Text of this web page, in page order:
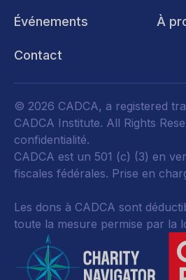
Événements À
Contact
© 2026 CADCA, a registered
CADCA Institute. All Rights
confidentialité.
CADCA est un 501 (c) (3) en
fiscales fédérales. Prise en
Les dons à CADCA sont
toute la mesure permise par la